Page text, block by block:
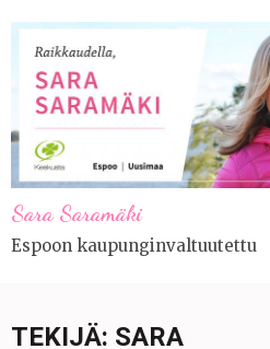
content
(Press
Enter)
Sara Saramäki
Espoon kaupunginvaltuutettu
TEKIJÄ: SARA